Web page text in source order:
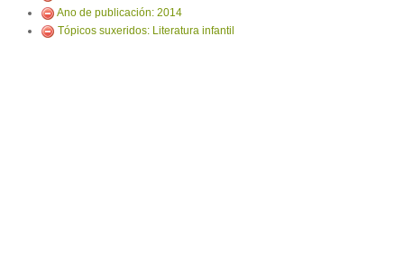
Ano de publicación: 2014
Tópicos suxeridos: Literatura infantil